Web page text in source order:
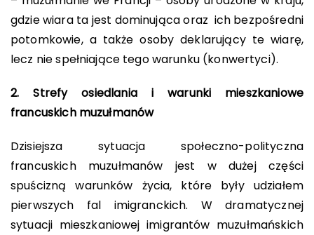
gdzie wiara ta jest dominująca oraz ich bezpośredni
potomkowie, a także osoby deklarujący te wiarę,
lecz nie spełniające tego warunku (konwertyci).
2. Strefy osiedlania i warunki mieszkaniowe
francuskich muzułmanów
Dzisiejsza sytuacja społeczno-polityczna
francuskich muzułmanów jest w dużej części
spuścizną warunków życia, które były udziałem
pierwszych fal imigranckich. W dramatycznej
sytuacji mieszkaniowej imigrantów muzułmańskich